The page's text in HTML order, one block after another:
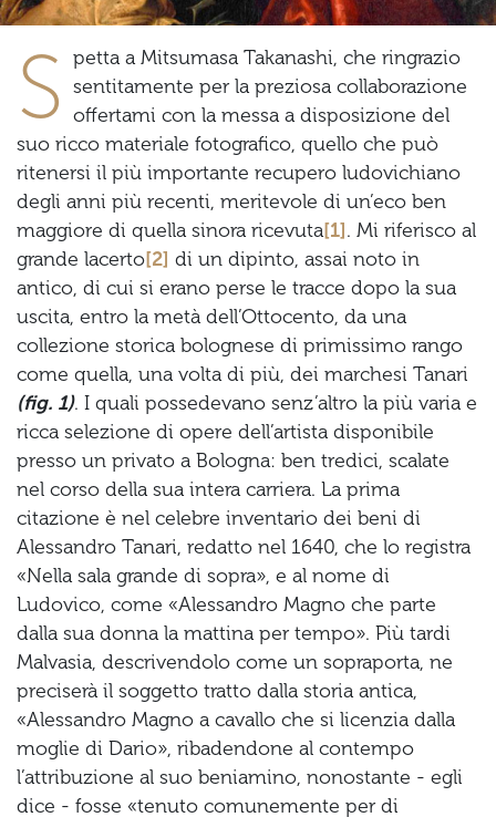
S petta a Mitsumasa Takanashi, che ringrazio
sentitamente per la preziosa collaborazione
offertami con la messa a disposizione del
suo ricco materiale fotografico, quello che può
ritenersi il più importante recupero ludovichiano
degli anni più recenti, meritevole di un’eco ben
maggiore di quella sinora ricevuta[1]. Mi riferisco al
grande lacerto[2] di un dipinto, assai noto in
antico, di cui si erano perse le tracce dopo la sua
uscita, entro la metà dell’Ottocento, da una
collezione storica bolognese di primissimo rango
come quella, una volta di più, dei marchesi Tanari
(fig. 1). I quali possedevano senz’altro la più varia e
ricca selezione di opere dell’artista disponibile
presso un privato a Bologna: ben tredici, scalate
nel corso della sua intera carriera. La prima
citazione è nel celebre inventario dei beni di
Alessandro Tanari, redatto nel 1640, che lo registra
«Nella sala grande di sopra», e al nome di
Ludovico, come «Alessandro Magno che parte
dalla sua donna la mattina per tempo». Più tardi
Malvasia, descrivendolo come un sopraporta, ne
preciserà il soggetto tratto dalla storia antica,
«Alessandro Magno a cavallo che si licenzia dalla
moglie di Dario», ribadendone al contempo
l’attribuzione al suo beniamino, nonostante - egli
dice - fosse «tenuto comunemente per di